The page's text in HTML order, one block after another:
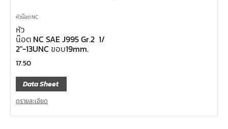
หัวน๊อต NC
หัว
น๊อต NC SAE J995 Gr.2 1/
2″-13UNC ขอบ19mm.
17.50
Data Sheet
ดูรายละเอียด